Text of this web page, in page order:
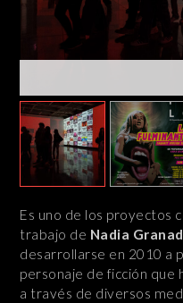
Es uno de los proyectos
trabajo de Nadia
desarrollarse en 2010 a
personaje de ficción que
a través de diversos